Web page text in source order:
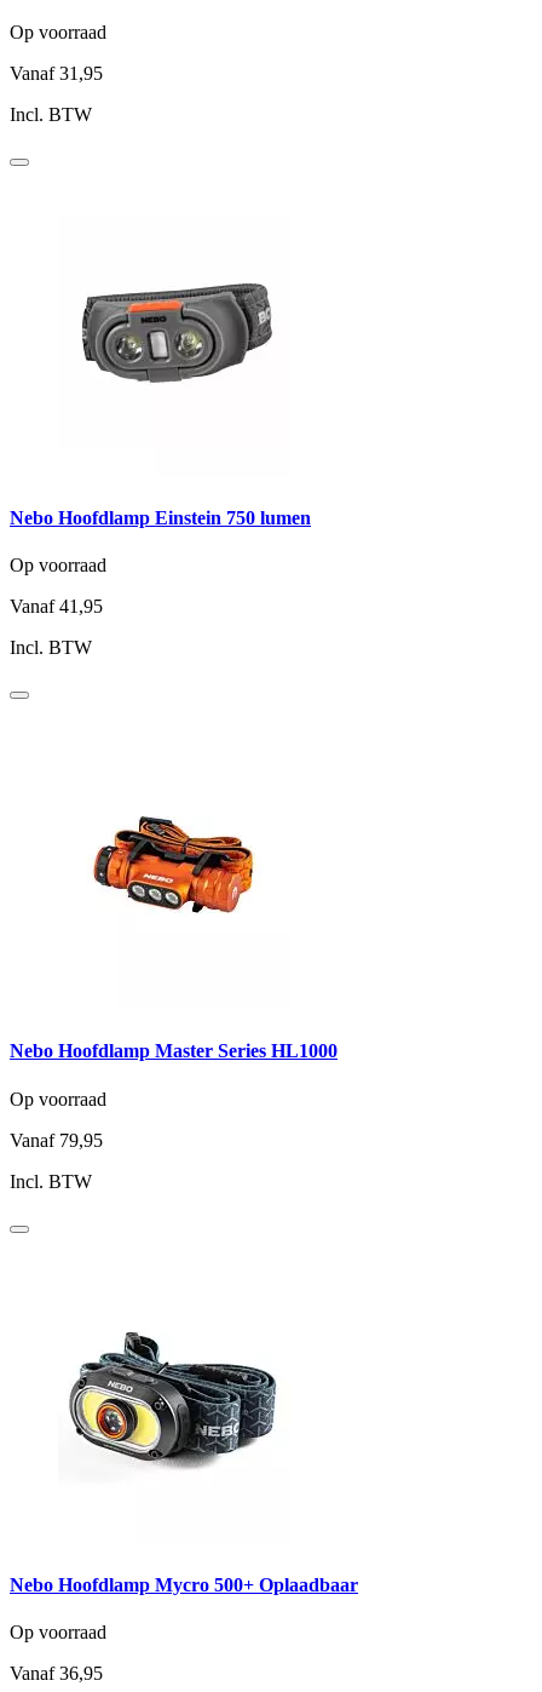
Op voorraad
Vanaf 31,95
Incl. BTW
Nebo Hoofdlamp Einstein 750 lumen
Op voorraad
Vanaf 41,95
Incl. BTW
Nebo Hoofdlamp Master Series HL1000
Op voorraad
Vanaf 79,95
Incl. BTW
Nebo Hoofdlamp Mycro 500+ Oplaadbaar
Op voorraad
Vanaf 36,95